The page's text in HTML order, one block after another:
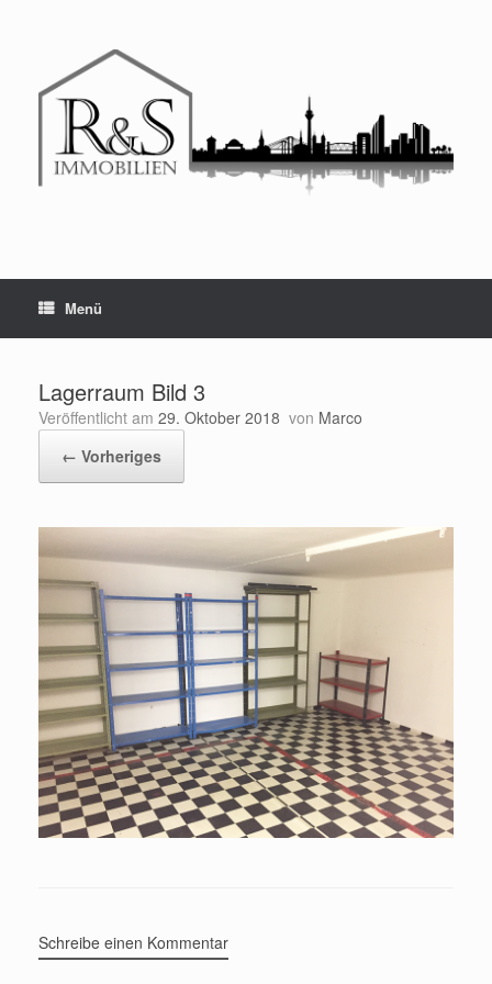
Menü
Lagerraum Bild 3
Veröffentlicht am 29. Oktober 2018 von Marco
← Vorheriges
Schreibe einen Kommentar